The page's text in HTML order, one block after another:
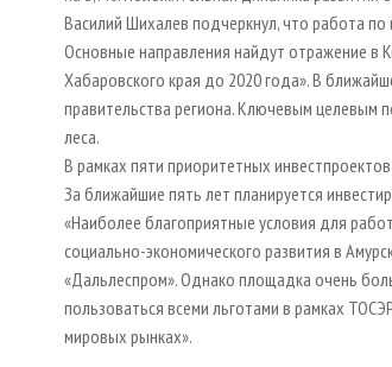
Василий Шихалев подчеркнул, что работа
Основные направления найдут отражение в
Хабаровского края до 2020 года». В
правительства региона. Ключевым целевым
леса.
В рамках пяти приоритетных
За ближайшие пять лет планируется
«Наиболее благоприятные условия для
социально-экономического развития в
«Дальлеспром». Однако площадка очень
пользоваться всеми льготами в рамках
мировых рынках».